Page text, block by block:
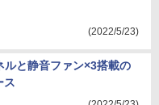
(2022/5/23)
と静音ファン×3搭載の
ス